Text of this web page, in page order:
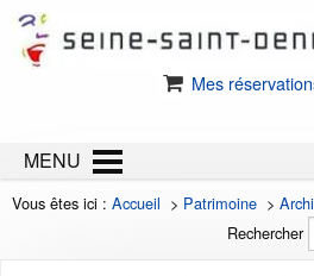
Mes
MENU
Vous êtes ici : Accueil > Patrimoine >
Rechercher